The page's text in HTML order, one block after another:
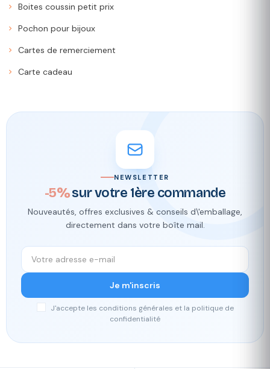
Boites coussin petit prix
Pochon pour bijoux
Cartes de remerciement
Carte cadeau
NEWSLETTER
-5%sur votre 1ère commande
Nouveautés, offres exclusives & conseils d\'emballage,
directement dans votre boîte mail.
Je m'inscris
J'accepte les conditions générales et la politique de
confidentialité